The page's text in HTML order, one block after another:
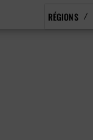
RÉGIONS